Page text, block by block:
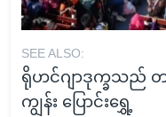
SEE ALSO:
ရိုဟင်ဂျာဒုက္ခသည်
ကျွန်း ပြောင်းရွှေ့